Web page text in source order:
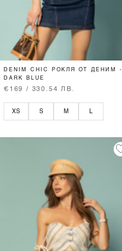
DENIM CHIC РОКЛЯ ОТ ДЕНИМ -
DARK BLUE
€169 / 330.54 ЛВ.
XS S M